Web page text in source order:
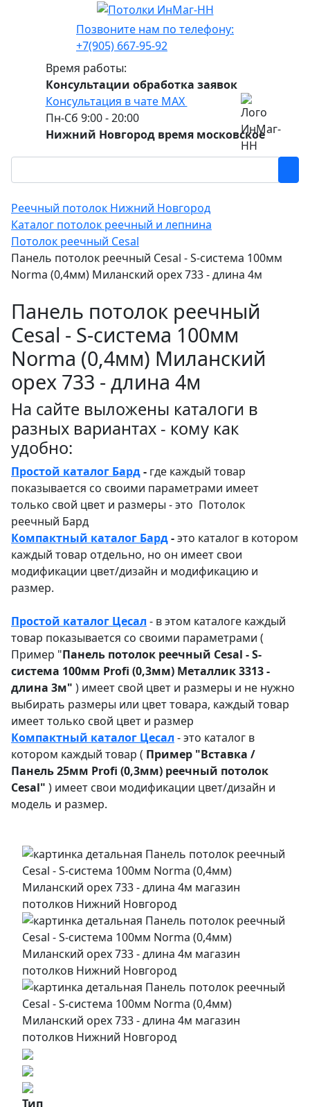
Позвоните нам по телефону:
+7(905) 667-95-92
Время работы:
Консультации обработка заявок
Консультация в чате МАХ
Пн-Сб 9:00 - 20:00
Нижний Новгород время московское
Реечный потолок Нижний Новгород
Каталог потолок реечный и лепнина
Потолок реечный Cesal
Панель потолок реечный Cesal - S-система 100мм
Norma (0,4мм) Миланский орех 733 - длина 4м
Панель потолок реечный
Cesal - S-система 100мм
Norma (0,4мм) Миланский
орех 733 - длина 4м
На сайте выложены каталоги в
разных вариантах - кому как
удобно:
Простой каталог Бард- где каждый товар
показывается со своими параметрами имеет
только свой цвет и размеры - это Потолок
реечный Бард
Компактный каталог Бард-это каталог в котором
каждый товар отдельно, но он имеет свои
модификации цвет/дизайн и модификацию и
размер.
Простой каталог Цесал - в этом каталоге каждый
товар показывается со своими параметрами (
Пример "Панель потолок реечный Cesal - S-
система 100мм Profi (0,3мм) Металлик 3313 -
длина 3м" ) имеет свой цвет и размеры и не нужно
выбирать размеры или цвет товара, каждый товар
имеет только свой цвет и размер
Компактный каталог Цесал - это каталог в
котором каждый товар ( Пример "Вставка /
Панель 25мм Profi (0,3мм) реечный потолок
Cesal" ) имеет свои модификации цвет/дизайн и
модель и размер.
Тип